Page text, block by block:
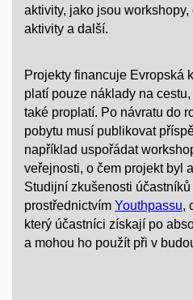
aktivity, jako jsou
aktivity a další.
Projekty financuje Evropská
platí pouze náklady na
také proplatí. Po návratu do
pobytu musí publikovat
například uspořádat
veřejnosti, o čem projekt byl
Studijní zkušenosti
prostřednictvím Youthpassu,
který účastníci získají po
a mohou ho použít při v